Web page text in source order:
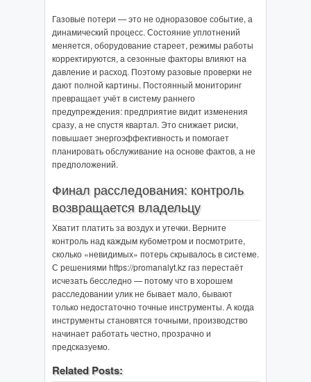
Газовые потери — это не одноразовое событие, а
динамический процесс. Состояние уплотнений
меняется, оборудование стареет, режимы работы
корректируются, а сезонные факторы влияют на
давление и расход. Поэтому разовые проверки не
дают полной картины. Постоянный мониторинг
превращает учёт в систему раннего
предупреждения: предприятие видит изменения
сразу, а не спустя квартал. Это снижает риски,
повышает энергоэффективность и помогает
планировать обслуживание на основе фактов, а не
предположений.
Финал расследования: контроль
возвращается владельцу
Хватит платить за воздух и утечки. Верните
контроль над каждым кубометром и посмотрите,
сколько «невидимых» потерь скрывалось в системе.
С решениями https://promanalyt.kz газ перестаёт
исчезать бесследно — потому что в хорошем
расследовании улик не бывает мало, бывают
только недостаточно точные инструменты. А когда
инструменты становятся точными, производство
начинает работать честно, прозрачно и
предсказуемо.
Related Posts: